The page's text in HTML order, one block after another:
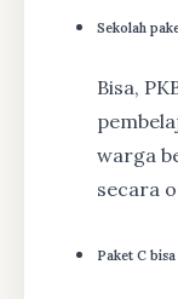
Sekolah
Bisa,
warga
secara
Paket C